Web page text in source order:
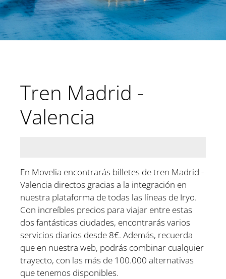
Tren Madrid -
Valencia
En Movelia encontrarás billetes de tren Madrid -
Valencia directos gracias a la integración en
nuestra plataforma de todas las líneas de Iryo.
Con increíbles precios para viajar entre estas
dos fantásticas ciudades, encontrarás varios
servicios diarios desde 8€. Además, recuerda
que en nuestra web, podrás combinar cualquier
trayecto, con las más de 100.000 alternativas
que tenemos disponibles.